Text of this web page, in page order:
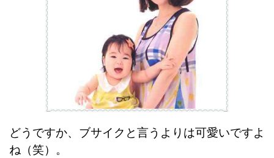
どうですか、ブサイクと言うよりは可愛いですよ
ね（笑）。